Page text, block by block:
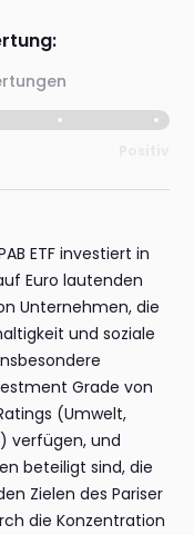
ETF investiert in
Euro lautenden
Unternehmen, die
und soziale
Grade von
(Umwelt,
verfügen, und
beteiligt sind, die
Zielen des Pariser
die Konzentration